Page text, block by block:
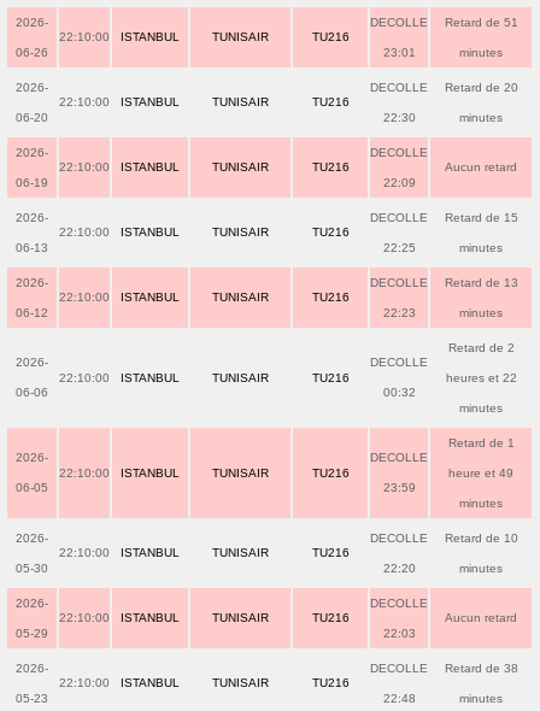
2026-
06-26
22:10:00 ISTANBUL TUNISAIR TU216
DECOLLE
23:01
Retard de 51
minutes
2026-
06-20
22:10:00 ISTANBUL TUNISAIR TU216
DECOLLE
22:30
Retard de 20
minutes
2026-
06-19
22:10:00 ISTANBUL TUNISAIR TU216
DECOLLE
22:09
Aucun retard
2026-
06-13
22:10:00 ISTANBUL TUNISAIR TU216
DECOLLE
22:25
Retard de 15
minutes
2026-
06-12
22:10:00 ISTANBUL TUNISAIR TU216
DECOLLE
22:23
Retard de 13
minutes
2026-
06-06
22:10:00 ISTANBUL TUNISAIR TU216
DECOLLE
00:32
Retard de 2
heures et 22
minutes
2026-
06-05
22:10:00 ISTANBUL TUNISAIR TU216
DECOLLE
23:59
Retard de 1
heure et 49
minutes
2026-
05-30
22:10:00 ISTANBUL TUNISAIR TU216
DECOLLE
22:20
Retard de 10
minutes
2026-
05-29
22:10:00 ISTANBUL TUNISAIR TU216
DECOLLE
22:03
Aucun retard
2026-
05-23
22:10:00 ISTANBUL TUNISAIR TU216
DECOLLE
22:48
Retard de 38
minutes